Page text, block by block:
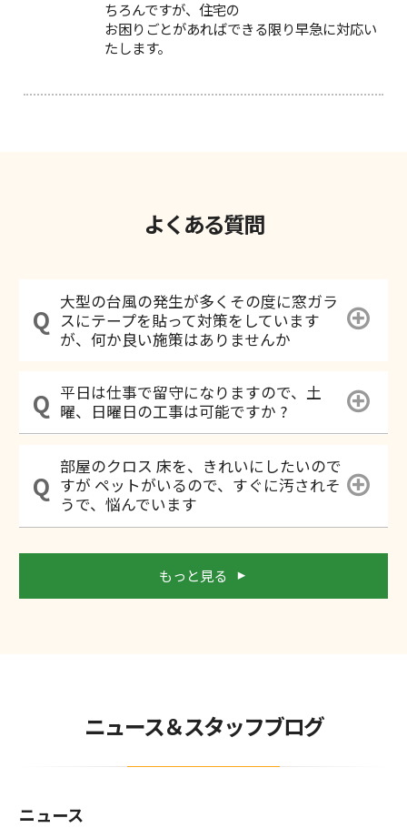
ちろんですが、住宅の
お困りごとがあればできる限り早急に対応い
たします。
よくある質問
大型の台風の発生が多くその度に窓ガラ
スにテープを貼って対策をしています
が、何か良い施策はありませんか
平日は仕事で留守になりますので、土
曜、日曜日の工事は可能ですか ?
部屋のクロス 床を、きれいにしたいので
すが ペットがいるので、すぐに汚されそ
うで、悩んでいます
もっと見る
ニュース＆スタッフブログ
ニュース